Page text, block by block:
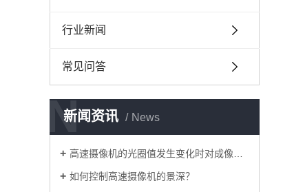
行业新闻
常见问答
新闻资讯 News
N
高速摄像机的光圈值发生变化时对成像有什么影响？
如何控制高速摄像机的景深？